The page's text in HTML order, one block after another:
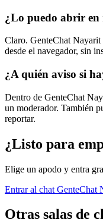
¿Lo puedo abrir en
Claro. GenteChat Nayarit
desde el navegador, sin
¿A quién aviso si
Dentro de GenteChat
un moderador. También
reportar.
¿Listo para
Elige un apodo y entra
Entrar al chat GenteChat
Otras salas de